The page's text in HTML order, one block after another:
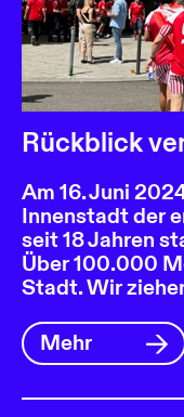
Rückblick
Am 16. Juni
Innenstadt der
seit 18 Jahren
Über 100.000
Stadt. Wir
Mehr